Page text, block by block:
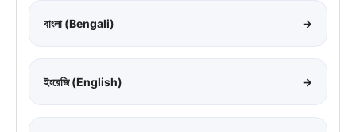
বাংলা (Bengali) →
ইংরেজি (English) →